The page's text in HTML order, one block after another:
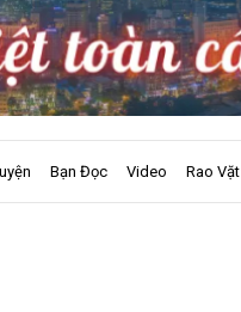
Bạn Đọc Video Rao Vặt